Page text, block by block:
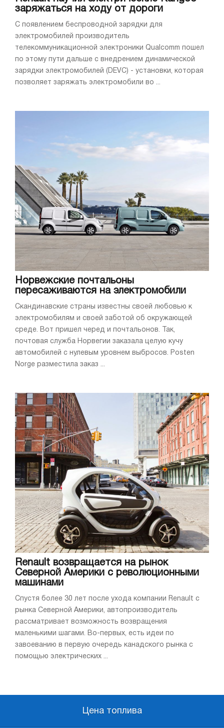
заряжаться на ходу от дороги
С появлением беспроводной зарядки для
электромобилей производитель
телекоммуникационной электроники Qualcomm пошел
по этому пути дальше с внедрением динамической
зарядки электромобилей (DEVC) - установки, которая
позволяет заряжать электромобили во ...
Норвежские почтальоны
пересаживаются на электромобили
Скандинавские страны известны своей любовью к
электромобилям и своей заботой об окружающей
среде. Вот пришел черед и почтальонов. Так,
почтовая служба Норвегии заказала целую кучу
автомобилей с нулевым уровнем выбросов. Posten
Norge разместила заказ ...
Renault возвращается на рынок
Северной Америки с революционными
машинами
Спустя более 30 лет после ухода компании Renault с
рынка Северной Америки, автопроизводитель
рассматривает возможность возвращения
маленькими шагами. Во-первых, есть идеи по
завоеванию в первую очередь канадского рынка с
помощью электрических ...
Цена топлива